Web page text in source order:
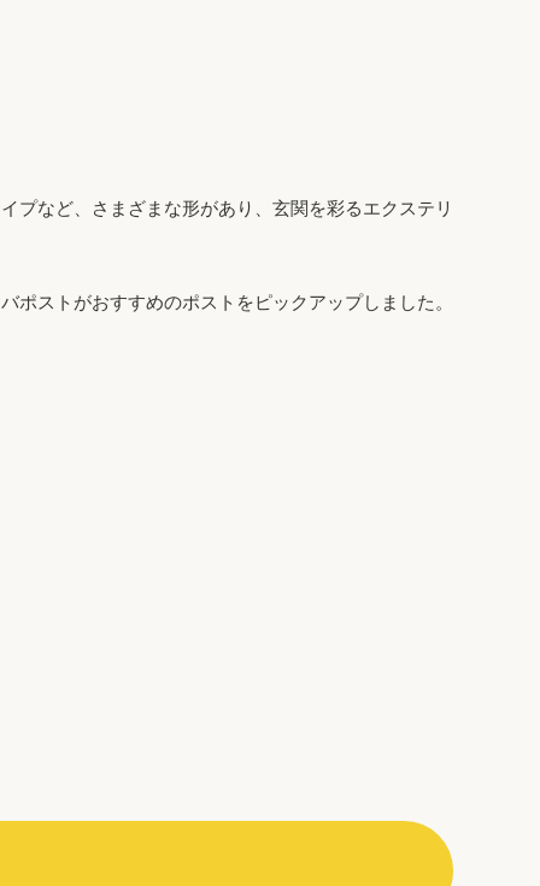
プなど、さまざまな形があり、玄関を彩るエクステリ
ストがおすすめのポストをピックアップしました。